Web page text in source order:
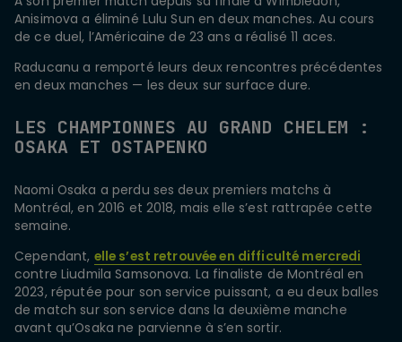
Anisimova a éliminé Lulu Sun en deux manches. Au cours
de ce duel, l’Américaine de 23 ans a réalisé 11 aces.
Raducanu a remporté leurs deux rencontres précédentes
en deux manches — les deux sur surface dure.
LES CHAMPIONNES AU GRAND CHELEM :
OSAKA ET OSTAPENKO
Naomi Osaka a perdu ses deux premiers matchs à
Montréal, en 2016 et 2018, mais elle s’est rattrapée cette
semaine.
Cependant, elle s’est retrouvée en difficulté mercredi
contre Liudmila Samsonova. La finaliste de Montréal en
2023, réputée pour son service puissant, a eu deux balles
de match sur son service dans la deuxième manche
avant qu’Osaka ne parvienne à s’en sortir.